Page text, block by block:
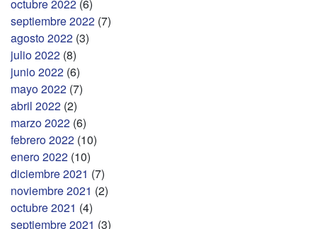
octubre 2022 (6)
septiembre 2022 (7)
agosto 2022 (3)
julio 2022 (8)
junio 2022 (6)
mayo 2022 (7)
abril 2022 (2)
marzo 2022 (6)
febrero 2022 (10)
enero 2022 (10)
diciembre 2021 (7)
noviembre 2021 (2)
octubre 2021 (4)
septiembre 2021 (3)